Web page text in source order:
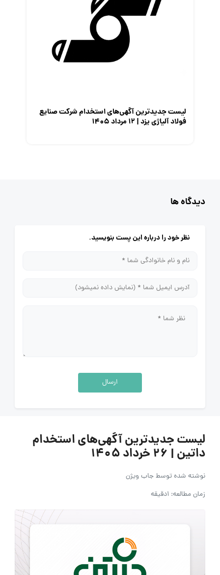
لیست جدیدترین آگهی‌های استخدام شرکت صنایع
فولاد آلیاژی یزد | ۱۲ مرداد ۱۴۰۵
دیدگاه ها
نظر خود را درباره این پست بنویسید.
ارسال
لیست جدیدترین آگهی‌های استخدام
داتین | ۲۶ خرداد ۱۴۰۵
نوشته شده توسطجاب ویژن
زمان مطالعه: 1دقیقه